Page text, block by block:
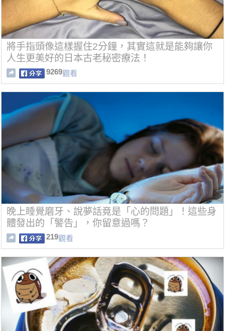
將手指頭像這樣握住2分鐘，其實這就是能夠讓你
人生更美好的日本古老秘密療法！
9269觀看
晚上睡覺磨牙、說夢話竟是「心的問題」！這些身
體發出的「警告」，你留意過嗎？
219觀看